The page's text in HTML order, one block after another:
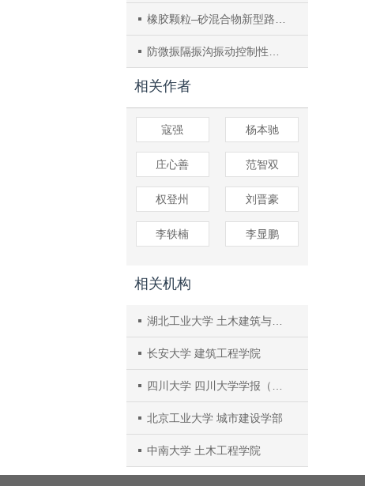
橡胶颗粒–砂混合物新型路基填料动力参数特性的试验研究
防微振隔振沟振动控制性能研究
相关作者
寇强 杨本驰
庄心善 范智双
权登州 刘晋豪
李轶楠 李显鹏
相关机构
湖北工业大学 土木建筑与环境学院
长安大学 建筑工程学院
四川大学 四川大学学报（工程科学版）编辑部
北京工业大学 城市建设学部
中南大学 土木工程学院